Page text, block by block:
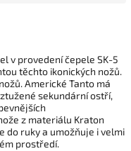
v provedení čepele SK-5
těchto ikonických nožů.
Americké Tanto má
sekundární ostří,
z materiálu Kraton
do ruky a umožňuje i velmi
prostředí.